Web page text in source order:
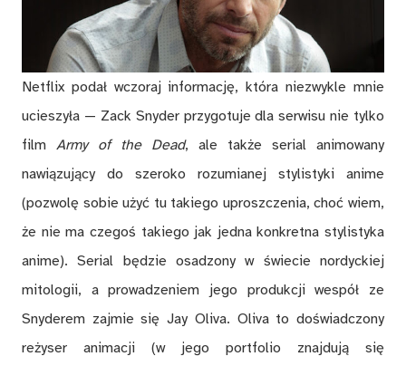
Netflix podał wczoraj informację, która niezwykle mnie
ucieszyła — Zack Snyder przygotuje dla serwisu nie tylko
film Army of the Dead, ale także serial animowany
nawiązujący do szeroko rozumianej stylistyki anime
(pozwolę sobie użyć tu takiego uproszczenia, choć wiem,
że nie ma czegoś takiego jak jedna konkretna stylistyka
anime). Serial będzie osadzony w świecie nordyckiej
mitologii, a prowadzeniem jego produkcji wespół ze
Snyderem zajmie się Jay Oliva. Oliva to doświadczony
reżyser animacji (w jego portfolio znajdują się